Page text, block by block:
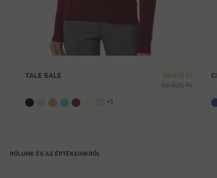
48 610 Ft
56 525 Ft
TALE SALE
+1
RÓLUNK ÉS AZ ÉRTÉKEINKRŐL